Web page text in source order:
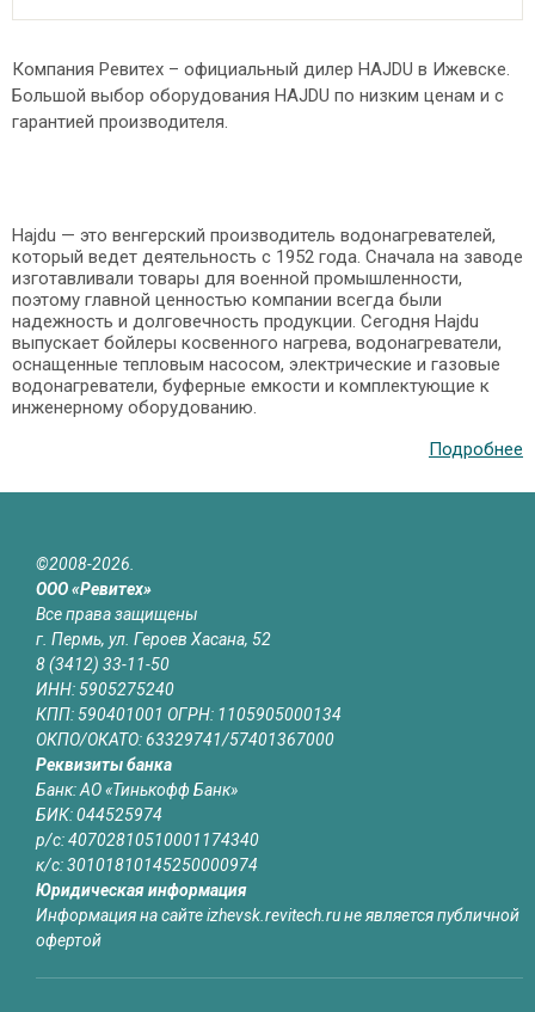
Компания Ревитех – официальный дилер HAJDU в Ижевске.
Большой выбор оборудования HAJDU по низким ценам и с
гарантией производителя.
Hajdu — это венгерский производитель водонагревателей,
который ведет деятельность с 1952 года. Сначала на заводе
изготавливали товары для военной промышленности,
поэтому главной ценностью компании всегда были
надежность и долговечность продукции. Сегодня Hajdu
выпускает бойлеры косвенного нагрева, водонагреватели,
оснащенные тепловым насосом, электрические и газовые
водонагреватели, буферные емкости и комплектующие к
инженерному оборудованию.
Подробнее
©2008-2026.
ООО «Ревитех»
Все права защищены
г. Пермь, ул. Героев Хасана, 52
8 (3412) 33-11-50
ИНН: 5905275240
КПП: 590401001 ОГРН: 1105905000134
ОКПО/ОКАТО: 63329741/57401367000
Реквизиты банка
Банк: АО «Тинькофф Банк»
БИК: 044525974
р/с: 40702810510001174340
к/с: 30101810145250000974
Юридическая информация
Информация на сайте izhevsk.revitech.ru не является публичной
офертой